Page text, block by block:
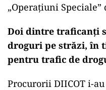
„Operațiuni
Doi dintre traficanți
droguri pe străzi, în
pentru trafic de
Procurorii DIICOT i-